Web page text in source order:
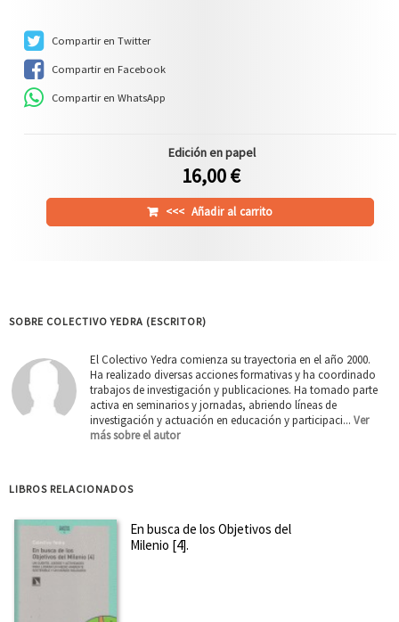
Compartir en Twitter
Compartir en Facebook
Compartir en WhatsApp
Edición en papel
16,00 €
<<< Añadir al carrito
SOBRE COLECTIVO YEDRA (ESCRITOR)
El Colectivo Yedra comienza su trayectoria en el año 2000.
Ha realizado diversas acciones formativas y ha coordinado
trabajos de investigación y publicaciones. Ha tomado parte
activa en seminarios y jornadas, abriendo líneas de
investigación y actuación en educación y participaci... Ver
más sobre el autor
LIBROS RELACIONADOS
En busca de los Objetivos del
Milenio [4].